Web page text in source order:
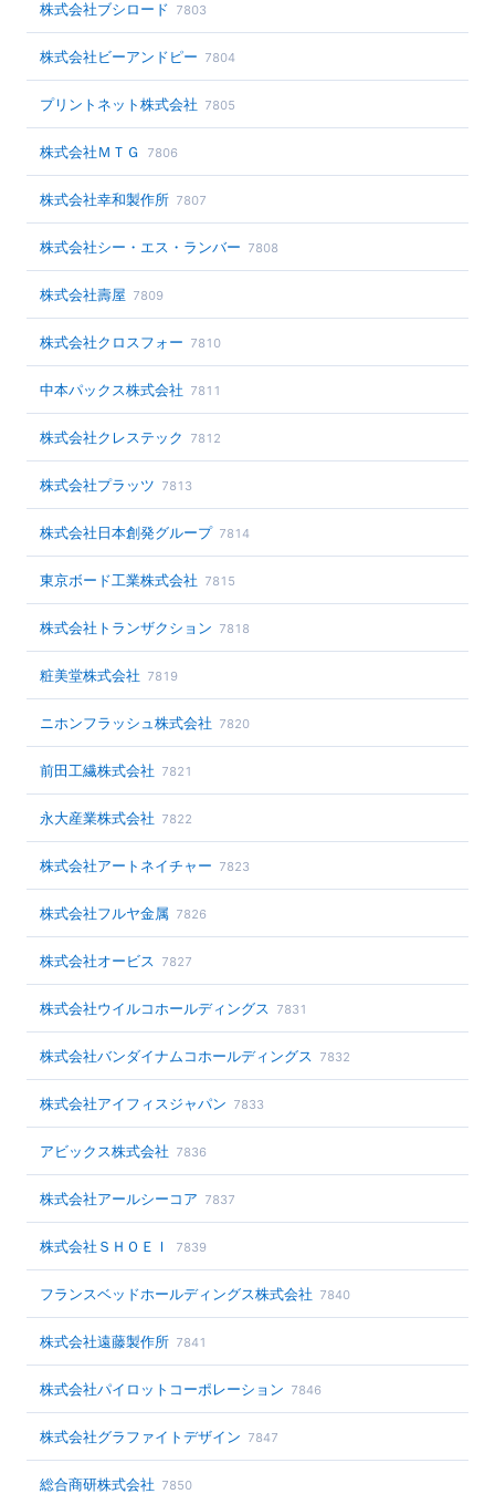
株式会社ブシロード 7803
株式会社ビーアンドピー 7804
プリントネット株式会社 7805
株式会社ＭＴＧ 7806
株式会社幸和製作所 7807
株式会社シー・エス・ランバー 7808
株式会社壽屋 7809
株式会社クロスフォー 7810
中本パックス株式会社 7811
株式会社クレステック 7812
株式会社プラッツ 7813
株式会社日本創発グループ 7814
東京ボード工業株式会社 7815
株式会社トランザクション 7818
粧美堂株式会社 7819
ニホンフラッシュ株式会社 7820
前田工繊株式会社 7821
永大産業株式会社 7822
株式会社アートネイチャー 7823
株式会社フルヤ金属 7826
株式会社オービス 7827
株式会社ウイルコホールディングス 7831
株式会社バンダイナムコホールディングス 7832
株式会社アイフィスジャパン 7833
アビックス株式会社 7836
株式会社アールシーコア 7837
株式会社ＳＨＯＥＩ 7839
フランスベッドホールディングス株式会社 7840
株式会社遠藤製作所 7841
株式会社パイロットコーポレーション 7846
株式会社グラファイトデザイン 7847
総合商研株式会社 7850